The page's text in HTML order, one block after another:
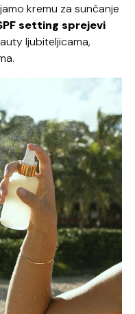
kremu za sunčanje
setting sprejevi
ljubiteljicama,